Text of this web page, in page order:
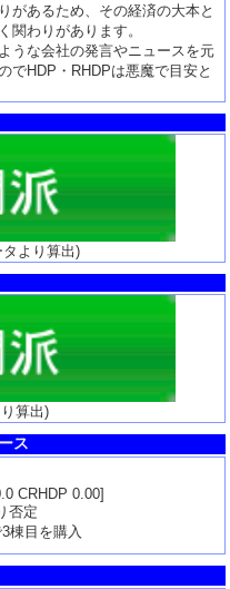
があるため、その経済の大本と
関わりがあります。
うな会社の発言やニュースを元
でHDP・RHDPは悪魔で目安と
より算出)
算出)
ス
CRHDP 0.00]
否定
棟目を購入